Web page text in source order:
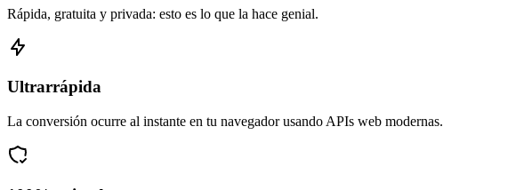
Rápida, gratuita y privada: esto es lo que la hace genial.
Ultrarrápida
La conversión ocurre al instante en tu navegador usando APIs web modernas.